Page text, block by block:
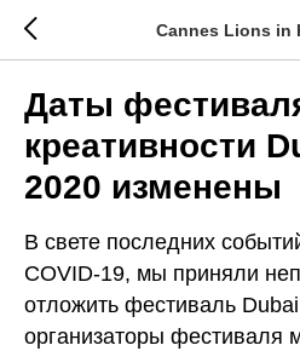
Cannes Lions in
Даты
креативности
2020 изменены
В свете последних
COVID-19, мы приняли
отложить фестиваль
организаторы фестиваля